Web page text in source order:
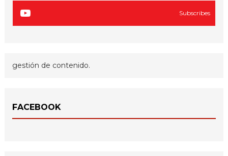
Subscribes
gestión de contenido.
FACEBOOK